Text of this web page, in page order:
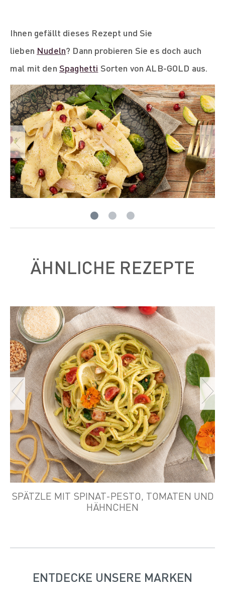
Ihnen gefällt dieses Rezept und Sie
lieben Nudeln? Dann probieren Sie es doch auch
mal mit den Spaghetti Sorten von ALB-GOLD aus.
ÄHNLICHE REZEPTE
SPÄTZLE MIT SPINAT-PESTO, TOMATEN UND
HÄHNCHEN
ENTDECKE UNSERE MARKEN